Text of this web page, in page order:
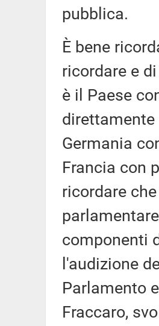
pubblica.
È bene
ricordare e
è il Paese
direttamente
Germania
Francia con
ricordare
componenti
l'audizione
Parlamento
Fraccaro,